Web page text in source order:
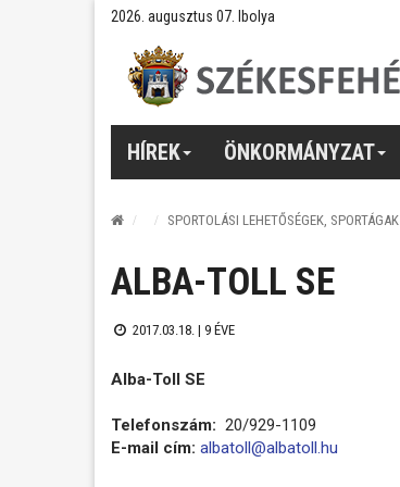
2026. augusztus 07. Ibolya
HÍREK ÖNKORMÁNYZAT
SPORTOLÁSI LEHETŐSÉGEK, SPORTÁGAK
ALBA-TOLL SE
2017.03.18. | 9 ÉVE
Alba-Toll SE
Telefonszám: 20/929-1109
E-mail cím: albatoll@albatoll.hu